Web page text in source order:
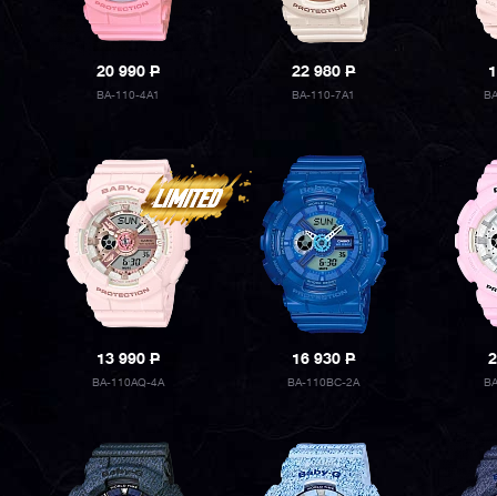
20 990P
BA-110-4A1
22 980P
BA-110-7A1
13 990P
BA-110AQ-4A
16 930P
BA-110BC-2A